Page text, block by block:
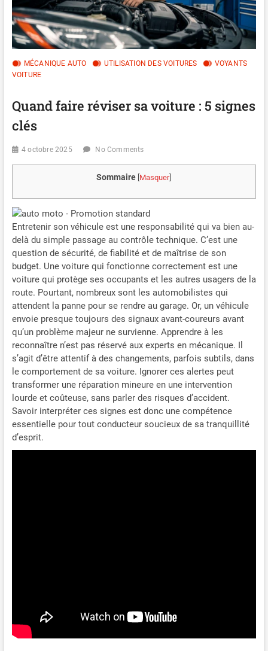
MÉCANIQUE AUTO UTILISATION DES VOITURES
VOYANTS
VOITURE
Quand faire réviser sa voiture : 5 signes
clés
4 octobre 2025 No Comments
Sommaire [Masquer]
Entretenir son véhicule est une responsabilité qui va bien au-
delà du simple passage au contrôle technique. C’est une
question de sécurité, de fiabilité et de maîtrise de son
budget. Une voiture qui fonctionne correctement est une
voiture qui protège ses occupants et les autres usagers de la
route. Pourtant, nombreux sont les automobilistes qui
attendent la panne pour se rendre au garage. Or, un véhicule
envoie presque toujours des signaux avant-coureurs avant
qu’un problème majeur ne survienne. Apprendre à les
reconnaître n’est pas réservé aux experts en mécanique. Il
s’agit d’être attentif à des changements, parfois subtils, dans
le comportement de sa voiture. Ignorer ces alertes peut
transformer une réparation mineure en une intervention
lourde et coûteuse, sans parler des risques d’accident.
Savoir interpréter ces signes est donc une compétence
essentielle pour tout conducteur soucieux de sa tranquillité
d’esprit.